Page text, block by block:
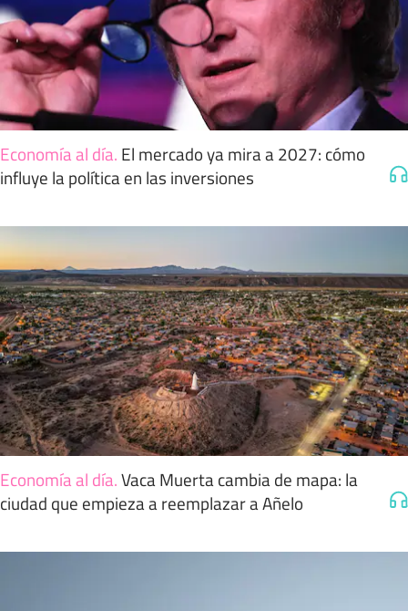
Economía al día. El mercado ya mira a 2027: cómo
influye la política en las inversiones
Economía al día.Vaca Muerta cambia de mapa: la
ciudad que empieza a reemplazar a Añelo